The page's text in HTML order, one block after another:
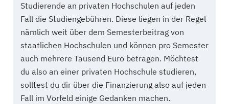
Studierende an privaten Hochschulen auf jeden
Fall die Studiengebühren. Diese liegen in der Regel
nämlich weit über dem Semesterbeitrag von
staatlichen Hochschulen und können pro Semester
auch mehrere Tausend Euro betragen. Möchtest
du also an einer privaten Hochschule studieren,
solltest du dir über die Finanzierung also auf jeden
Fall im Vorfeld einige Gedanken machen.